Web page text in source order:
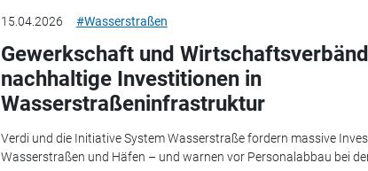
15.04.2026 #Wasserstraßen
Gewerkschaft und
nachhaltige Investitionen in
Wasserstraßeninfrastruktur
Verdi und die Initiative System Wasserstraße fordern massive
Wasserstraßen und Häfen – und warnen vor Personalabbau bei